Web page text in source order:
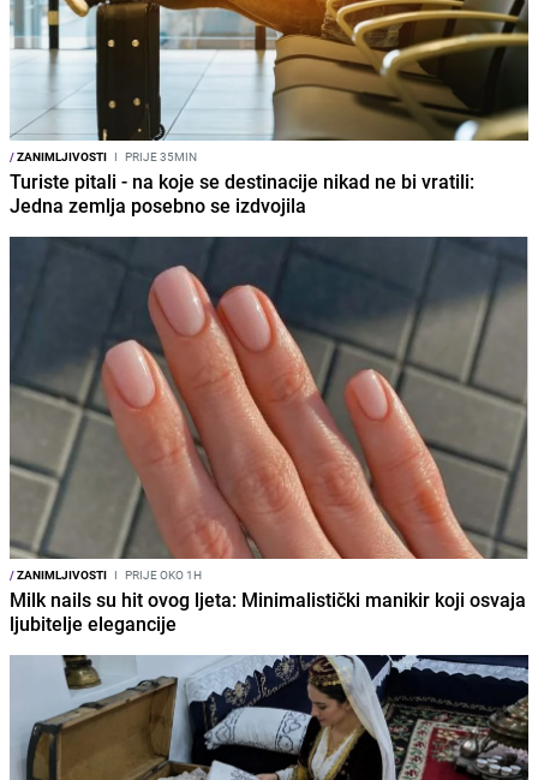
/ZANIMLJIVOSTI I PRIJE 35MIN
Turiste pitali - na koje se destinacije nikad ne bi vratili:
Jedna zemlja posebno se izdvojila
/ZANIMLJIVOSTI I PRIJE OKO 1H
Milk nails su hit ovog ljeta: Minimalistički manikir koji osvaja
ljubitelje elegancije